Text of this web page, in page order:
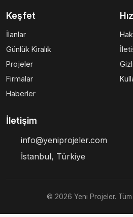
Keşfet
İlanlar
Günlük Kiralık
Projeler
Firmalar
Haberler
İletişim
info@yeniprojeler.com
İstanbul, Türkiye
© 2026 Yeni Projeler. Tüm